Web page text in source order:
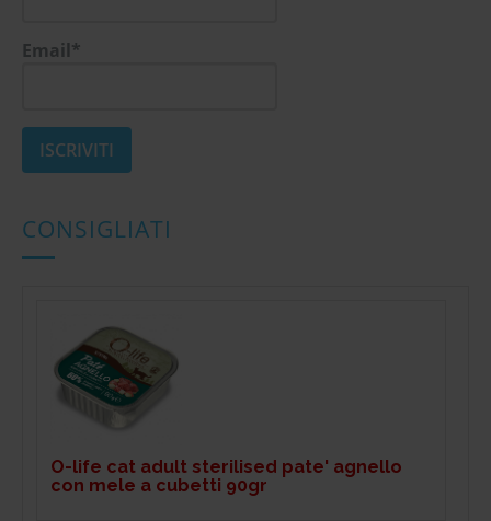
Email*
CONSIGLIATI
O-life cat adult sterilised pate' agnello
con mele a cubetti 90gr